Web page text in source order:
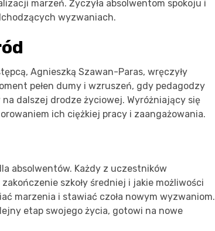
marzeń. Życzyła absolwentom spokoju i
wyzwaniach.
Agnieszką Szawan-Paras, wręczyły
pełen dumy i wzruszeń, gdy pedagodzy
dalszej drodze życiowej. Wyróżniający się
ich ciężkiej pracy i zaangażowania.
absolwentów. Każdy z uczestników
szkoły średniej i jakie możliwości
marzenia i stawiać czoła nowym wyzwaniom.
etap swojego życia, gotowi na nowe